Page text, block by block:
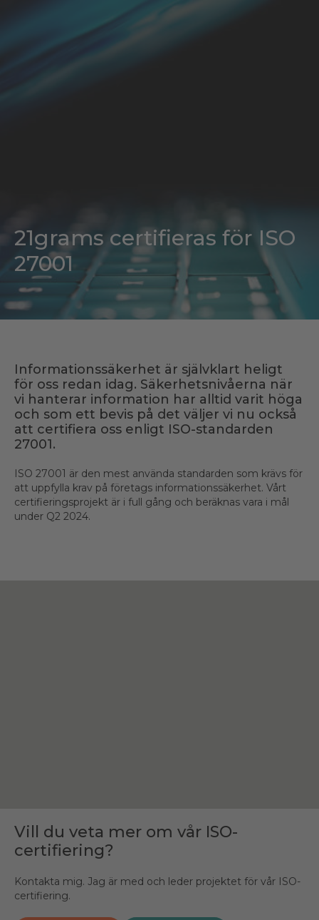
21grams certifieras för ISO
27001
Informationssäkerhet är självklart heligt
för oss redan idag. Säkerhetsnivåerna när
vi hanterar information har alltid varit höga
och som ett bevis på det väljer vi nu också
att certifiera oss enligt ISO-standarden
27001.
ISO 27001 är den mest använda standarden som krävs för
att uppfylla krav på företags informationssäkerhet. Vårt
certifieringsprojekt är i full gång och beräknas vara i mål
under Q2 2024.
Vill du veta mer om vår ISO-
certifiering?
Kontakta mig. Jag är med och leder projektet för vår ISO-
certifiering.
Vill du veta mer om vår ISO-
certifiering?
Kontakta mig. Jag är med och leder projektet för vår ISO-
certifiering.